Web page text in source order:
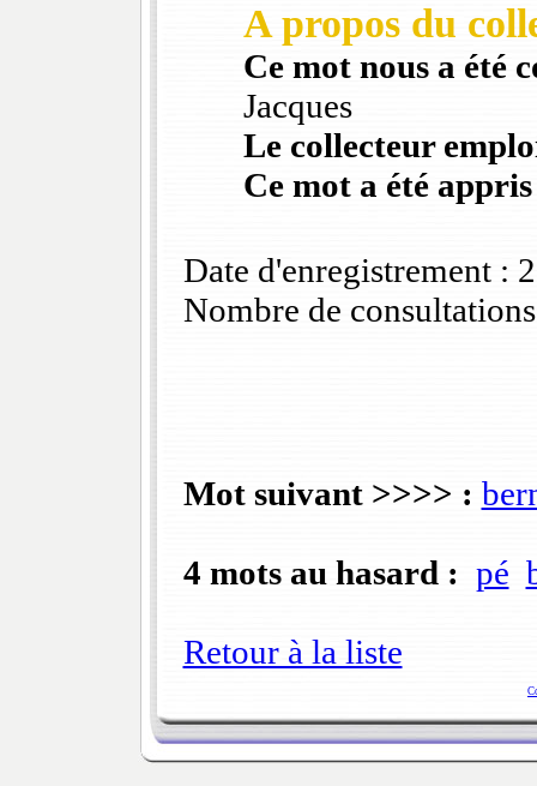
A propos du
Ce mot nous a été
Jacques
Le collecteur
Ce mot a été
Date d'enregistrement :
Nombre de
Mot suivant >>>> :
4 mots au hasard : pé
Retour à la liste